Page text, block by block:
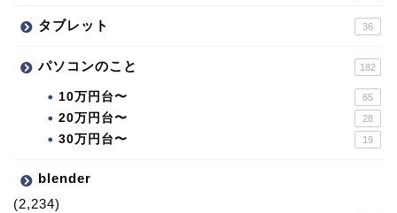
タブレット 36
パソコンのこと 182
10万円台〜 65
20万円台〜 28
30万円台〜 19
blender
(2,234)